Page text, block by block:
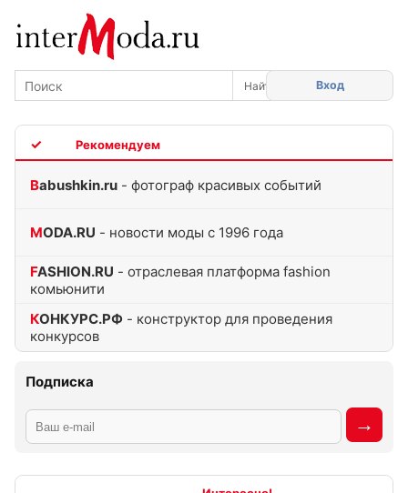
Вход
Babushkin.ru - фотограф красивых событий
MODA.RU - новости моды с 1996 года
FASHION.RU - отраслевая платформа fashion
комьюнити
КОНКУРС.РФ - конструктор для проведения
конкурсов
Подписка